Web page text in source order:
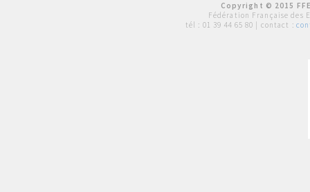
Copyright © 2015
Fédération Française des
tél : 01 39 44 65 80 | contact :